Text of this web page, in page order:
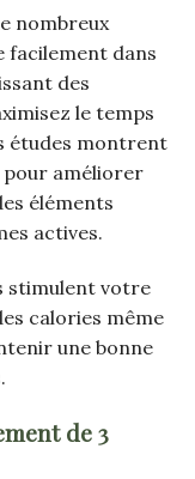
nombreux
facilement dans
des
le temps
études montrent
pour améliorer
éléments
actives.
stimulent votre
calories même
une bonne
de 3